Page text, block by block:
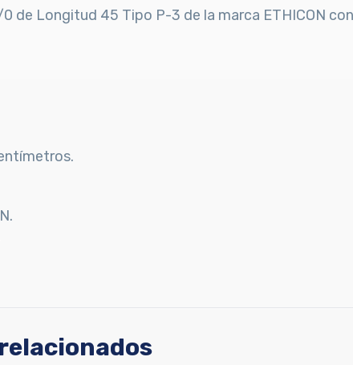
de Longitud 45 Tipo P-3 de la marca ETHICON